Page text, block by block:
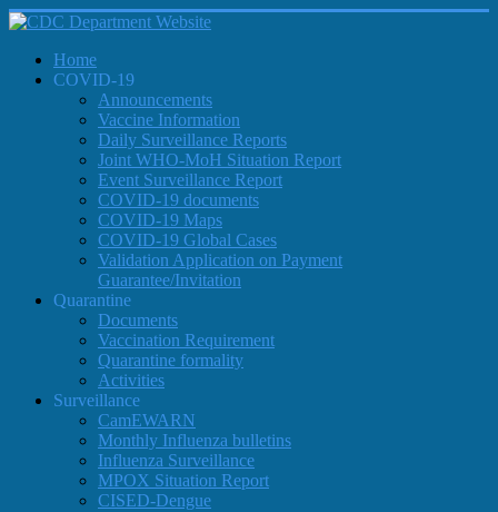
Home
COVID-19
Announcements
Vaccine Information
Daily Surveillance Reports
Joint WHO-MoH Situation Report
Event Surveillance Report
COVID-19 documents
COVID-19 Maps
COVID-19 Global Cases
Validation Application on Payment
Guarantee/Invitation
Quarantine
Documents
Vaccination Requirement
Quarantine formality
Activities
Surveillance
CamEWARN
Monthly Influenza bulletins
Influenza Surveillance
MPOX Situation Report
CISED-Dengue